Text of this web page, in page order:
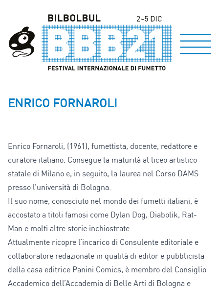
ENRICO FORNAROLI
Enrico Fornaroli, (1961), fumettista, docente, redattore e
curatore italiano. Consegue la maturità al liceo artistico
statale di Milano e, in seguito, la laurea nel Corso DAMS
presso l’università di Bologna.
Il suo nome, conosciuto nel mondo dei fumetti italiani, è
accostato a titoli famosi come Dylan Dog, Diabolik, Rat-
Man e molti altre storie inchiostrate.
Attualmente ricopre l’incarico di Consulente editoriale e
collaboratore redazionale in qualità di editor e pubblicista
della casa editrice Panini Comics, è membro del Consiglio
Accademico dell’Accademia di Belle Arti di Bologna e